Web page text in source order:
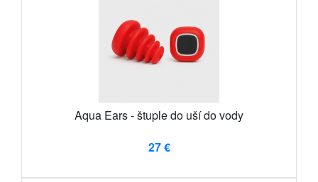
Aqua Ears - štuple do uší do vody
27 €